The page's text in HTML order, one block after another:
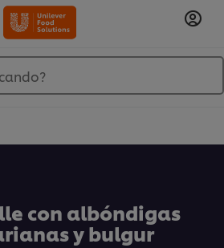
con albóndigas
y bulgur